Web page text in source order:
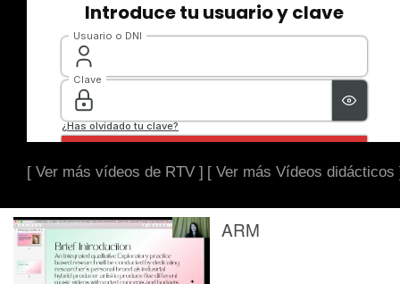
[ Ver más vídeos de RTV ] [ Ver más Vídeos didácticos
ARM